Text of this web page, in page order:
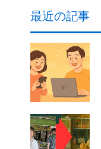
最近の記事